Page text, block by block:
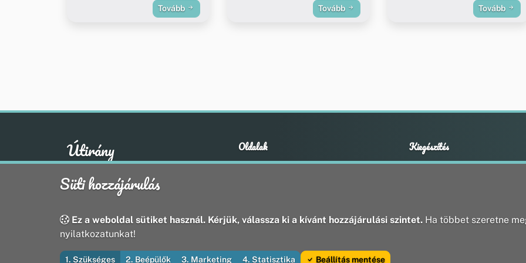
Tovább Tovább Tovább
Útirány Oldalak
Hírek
Kiegészítés
Adatvédelmi nyilatkozat
Süti hozzájárulás
Ez a weboldal sütiket használ. Kérjük, válassza ki a kívánt hozzájárulási szintet. Ha többet szeretne
nyilatkozatunkat!
1. Szükséges 2. Beépülők 3. Marketing 4. Statisztika Beállítás mentése